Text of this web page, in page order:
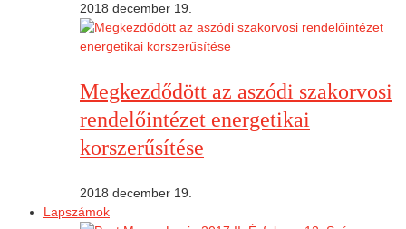
2018 december 19.
Megkezdődött az aszódi szakorvosi
rendelőintézet energetikai
korszerűsítése
2018 december 19.
Lapszámok